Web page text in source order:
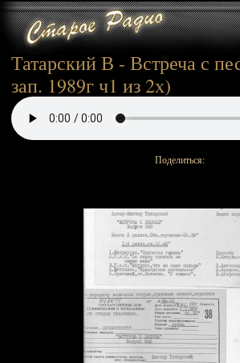
Татарский В - Встреча с
зап. 1989г ч1 из 2х)
Поделиться: